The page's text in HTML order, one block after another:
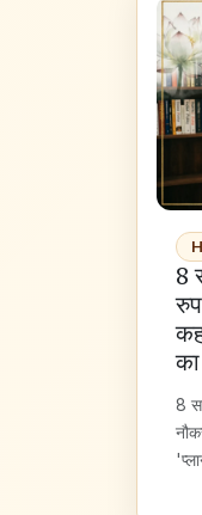
8
का
8